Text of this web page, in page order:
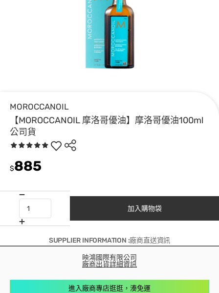
MOROCCANOIL
【MOROCCANOIL 摩洛哥優油】摩洛哥優油100ml
公司貨
$885
加入購物袋
SUPPLIER INFORMATION :廠商直送資訊
映鴻國際有限公司
廠商出貨詳細資訊
進入廠商專店逛逛，湊免運